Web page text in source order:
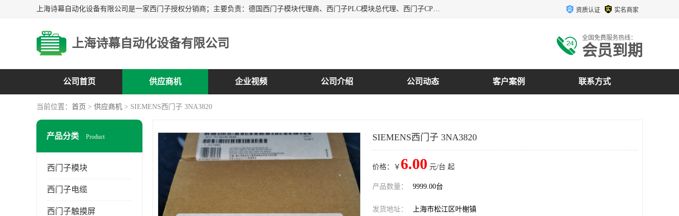
上海诗幕自动化设备有限公司是一家西门子授权分销商；主要负责：德国西门子模块代理商、西门子PLC模块总代理、西门子CPU模块代理商、西门子电缆代理、西门子触摸屏变频器总代理等专销售西门子各系列产品；实体公司，诚信经营，价格优势，品质保证，库存量大，供应！ 资质认证 实名商家
上海诗幕自动化设备有限公司 全国免费服务热线：
会员到期
公司首页 供应商机 企业视频 公司介绍 公司动态 客户案例 联系方式
当前位置： 首页 > 供应商机 > SIEMENS西门子 3NA3820
产品分类 Product
西门子模块
西门子电缆
西门子触摸屏
SIEMENS西门子 3NA3820
价格：￥ 6.00 元/台 起
产品数量： 9999.00台
发货地址： 上海市松江区叶榭镇